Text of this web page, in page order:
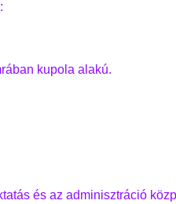
kupola alakú.
és az adminisztráció